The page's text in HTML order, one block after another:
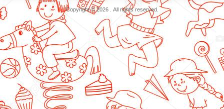
Copyright © 2026 . All rights reserved.